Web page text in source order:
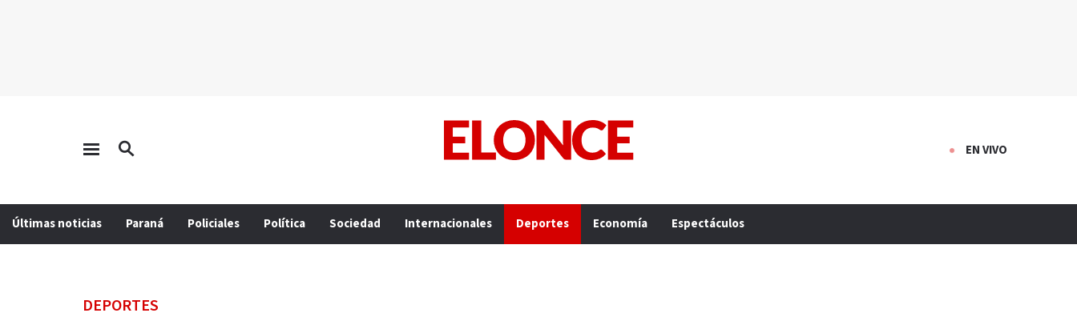
EN VIVO
Últimas noticias Paraná Policiales Política Sociedad Internacionales Deportes Economía Espectáculos
DEPORTES